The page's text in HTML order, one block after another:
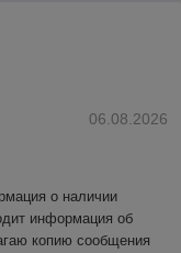
06.08.2026
о наличии
информация об
копию сообщения